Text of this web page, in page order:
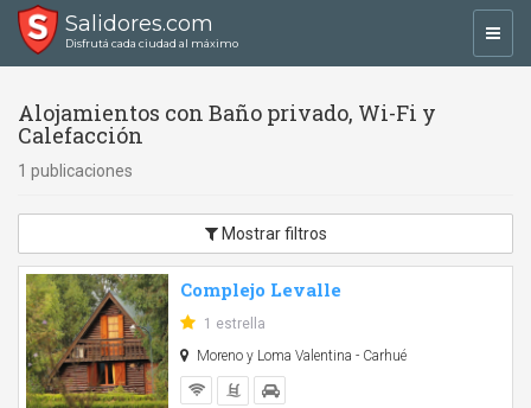
Salidores.com
Disfrutá cada ciudad al máximo
Alojamientos con Baño privado, Wi-Fi y
Calefacción
1 publicaciones
Mostrar filtros
Complejo Levalle
1 estrella
Moreno y Loma Valentina - Carhué